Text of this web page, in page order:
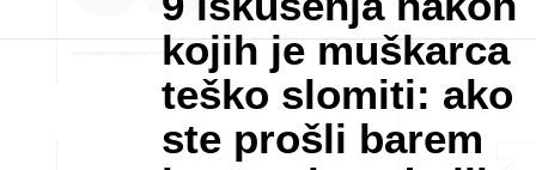
kojih je muškarca
teško slomiti: ako
ste prošli barem